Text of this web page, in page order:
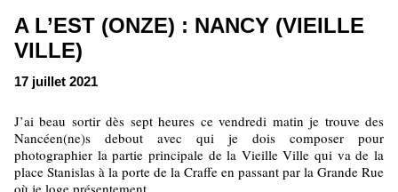
A L’EST (ONZE) : NANCY (VIEILLE
VILLE)
17 juillet 2021
J’ai beau sortir dès sept heures ce vendredi matin je trouve des
Nancéen(ne)s debout avec qui je dois composer pour
photographier la partie principale de la Vieille Ville qui va de la
place Stanislas à la porte de la Craffe en passant par la Grande Rue
où je loge présentement.